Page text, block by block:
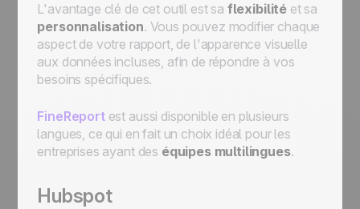
L'avantage clé de cet outil est sa flexibilité et sa
personnalisation. Vous pouvez modifier chaque
aspect de votre rapport, de l'apparence visuelle
aux données incluses, afin de répondre à vos
besoins spécifiques.
FineReportest aussi disponible en plusieurs
langues, ce qui en fait un choix idéal pour les
entreprises ayant des équipes multilingues.
Hubspot